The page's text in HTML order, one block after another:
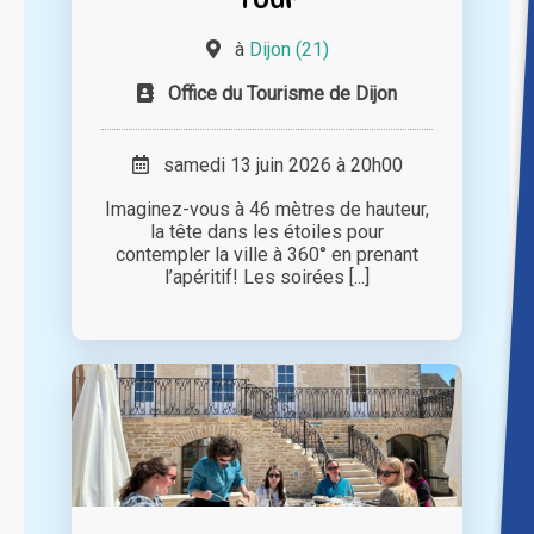
à Dijon (21)
Office du Tourisme de Dijon
samedi 13 juin 2026 à 20h00
Imaginez-vous à 46 mètres de hauteur,
la tête dans les étoiles pour
contempler la ville à 360° en prenant
l’apéritif! Les soirées [...]